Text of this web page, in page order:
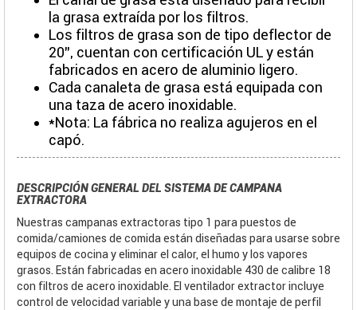
la grasa extraída por los filtros.
Los filtros de grasa son de tipo deflector de
20", cuentan con certificación UL y están
fabricados en acero de aluminio ligero.
Cada canaleta de grasa está equipada con
una taza de acero inoxidable.
*Nota: La fábrica no realiza agujeros en el
capó.
DESCRIPCIÓN GENERAL DEL SISTEMA DE CAMPANA
EXTRACTORA
Nuestras campanas extractoras tipo 1 para puestos de
comida/camiones de comida están diseñadas para usarse sobre
equipos de cocina y eliminar el calor, el humo y los vapores
grasos. Están fabricadas en acero inoxidable 430 de calibre 18
con filtros de acero inoxidable. El ventilador extractor incluye
control de velocidad variable y una base de montaje de perfil